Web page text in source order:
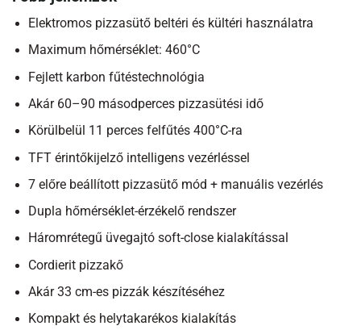
Elektromos pizzasütő beltéri és kültéri használatra
Maximum hőmérséklet: 460°C
Fejlett karbon fűtéstechnológia
Akár 60–90 másodperces pizzasütési idő
Körülbelül 11 perces felfűtés 400°C-ra
TFT érintőkijelző intelligens vezérléssel
7 előre beállított pizzasütő mód + manuális vezérlés
Dupla hőmérséklet-érzékelő rendszer
Háromrétegű üvegajtó soft-close kialakítással
Cordierit pizzakő
Akár 33 cm-es pizzák készítéséhez
Kompakt és helytakarékos kialakítás